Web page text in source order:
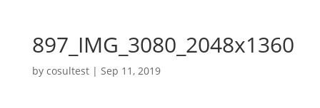
897_IMG_3080_2048x1360
by cosultest| Sep 11, 2019